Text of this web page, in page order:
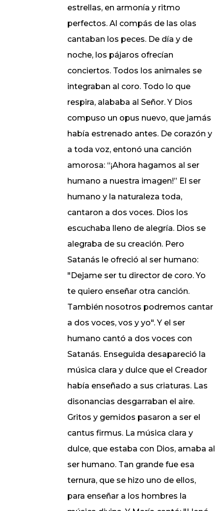
estrellas, en armonía y ritmo
perfectos. Al compás de las olas
cantaban los peces. De día y de
noche, los pájaros ofrecían
conciertos. Todos los animales se
integraban al coro. Todo lo que
respira, alababa al Señor. Y Dios
compuso un opus nuevo, que jamás
había estrenado antes. De corazón y
a toda voz, entonó una canción
amorosa: “¡Ahora hagamos al ser
humano a nuestra imagen!” El ser
humano y la naturaleza toda,
cantaron a dos voces. Dios los
escuchaba lleno de alegría. Dios se
alegraba de su creación. Pero
Satanás le ofreció al ser humano:
"Dejame ser tu director de coro. Yo
te quiero enseñar otra canción.
También nosotros podremos cantar
a dos voces, vos y yo". Y el ser
humano cantó a dos voces con
Satanás. Enseguida desapareció la
música clara y dulce que el Creador
había enseñado a sus criaturas. Las
disonancias desgarraban el aire.
Gritos y gemidos pasaron a ser el
cantus firmus. La música clara y
dulce, que estaba con Dios, amaba al
ser humano. Tan grande fue esa
ternura, que se hizo uno de ellos,
para enseñar a los hombres la